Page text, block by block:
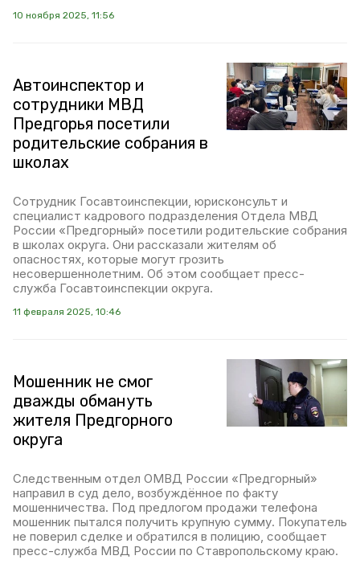
10 ноября 2025, 11:56
Автоинспектор и
сотрудники МВД
Предгорья посетили
родительские собрания в
школах
Сотрудник Госавтоинспекции, юрисконсульт и
специалист кадрового подразделения Отдела МВД
России «Предгорный» посетили родительские собрания
в школах округа. Они рассказали жителям об
опасностях, которые могут грозить
несовершеннолетним. Об этом сообщает пресс-
служба Госавтоинспекции округа.
11 февраля 2025, 10:46
Мошенник не смог
дважды обмануть
жителя Предгорного
округа
Следственным отдел ОМВД России «Предгорный»
направил в суд дело, возбуждённое по факту
мошенничества. Под предлогом продажи телефона
мошенник пытался получить крупную сумму. Покупатель
не поверил сделке и обратился в полицию, сообщает
пресс-служба МВД России по Ставропольскому краю.